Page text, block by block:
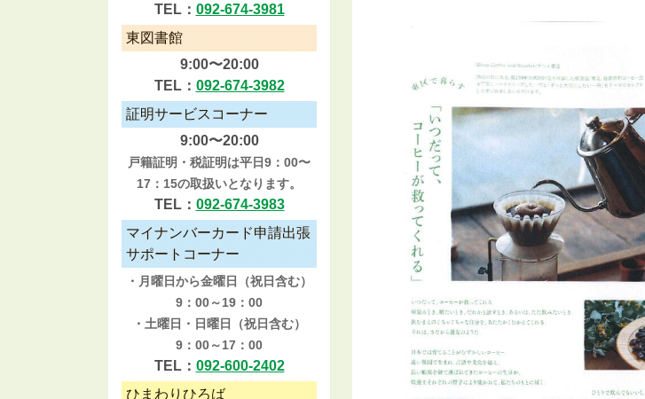
TEL： 092-674-3981
東図書館
9:00〜20:00
TEL： 092-674-3982
証明サービスコーナー
9:00〜20:00
戸籍証明・税証明は平日9：00〜
17：15の取扱いとなります。
TEL： 092-674-3983
マイナンバーカード申請出張
サポートコーナー
・月曜日から金曜日（祝日含む）
9：00～19：00
・土曜日・日曜日（祝日含む）
9：00～17：00
TEL： 092-600-2402
ひまわりひろば